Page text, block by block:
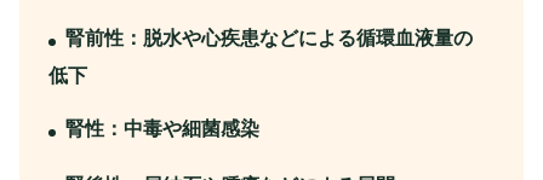
腎前性：脱水や心疾患などによる循環血液量の
低下
腎性：中毒や細菌感染